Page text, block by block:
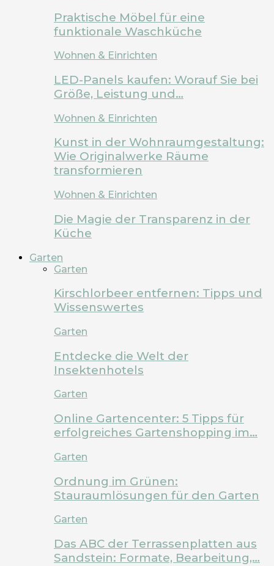
Praktische Möbel für eine
funktionale Waschküche
Wohnen & Einrichten
LED-Panels kaufen: Worauf Sie bei
Größe, Leistung und…
Wohnen & Einrichten
Kunst in der Wohnraumgestaltung:
Wie Originalwerke Räume
transformieren
Wohnen & Einrichten
Die Magie der Transparenz in der
Küche
Garten
Garten
Kirschlorbeer entfernen: Tipps und
Wissenswertes
Garten
Entdecke die Welt der
Insektenhotels
Garten
Online Gartencenter: 5 Tipps für
erfolgreiches Gartenshopping im…
Garten
Ordnung im Grünen:
Stauraumlösungen für den Garten
Garten
Das ABC der Terrassenplatten aus
Sandstein: Formate, Bearbeitung,…